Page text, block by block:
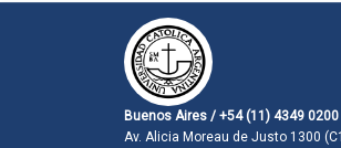
Buenos Aires / +54 (11) 4349 0200
Av. Alicia Moreau de Justo 1300